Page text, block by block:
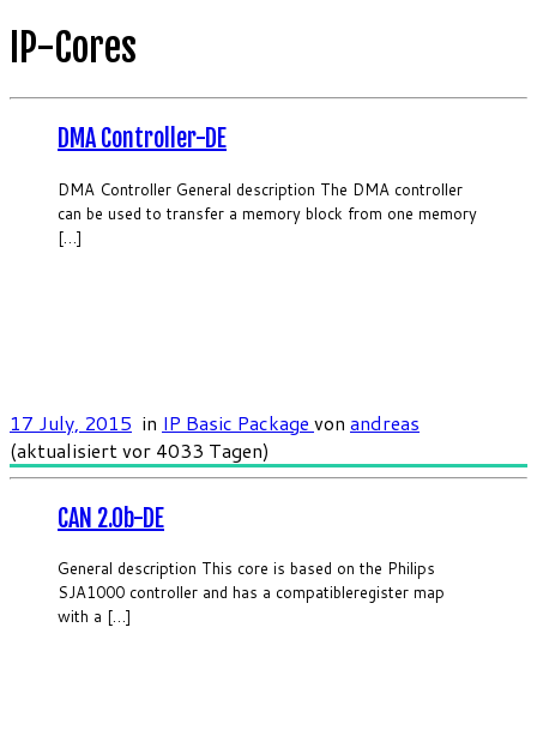
IP-Cores
DMA Controller-DE
DMA Controller General description The DMA controller
can be used to transfer a memory block from one memory
[…]
17 July, 2015 in IP Basic Package von andreas
(aktualisiert vor 4033 Tagen)
CAN 2.0b-DE
General description This core is based on the Philips
SJA1000 controller and has a compatibleregister map
with a […]